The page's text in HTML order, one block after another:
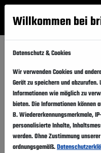
Menü
Startseite Festivals
SOS 4.8 2014
Spanien, Murcia,
Freitag,02.05.2014-
Vergangener Event
Willkommen bei
Datenschutz & Cookies
Wir verwenden Cookies und
Gerät zu speichern und
Informationen wie möglich zu
bieten. Die Informationen können
B. Wiedererkennungsmerkmale,
personalisierte Inhalte,
werden. Ohne Zustimmung
ordnungsgemäß.